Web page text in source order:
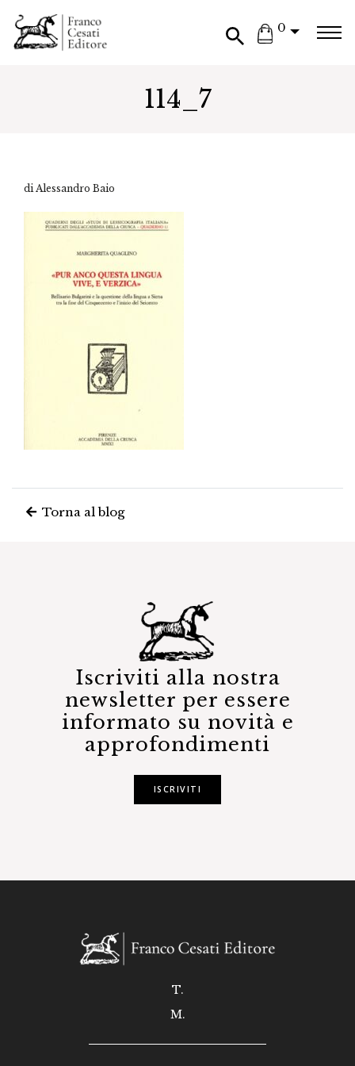
0
114_7
di Alessandro Baio
Torna al blog
Iscriviti alla nostra
newsletter per essere
informato su novità e
approfondimenti
ISCRIVITI
T.
M.